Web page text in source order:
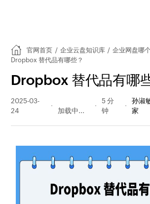
官网首页 / 企业云盘知识库 / 企业网盘哪
Dropbox 替代品有哪些？
Dropbox 替代品有哪
2025-03-
24
量
5 分
钟
孙淑
家